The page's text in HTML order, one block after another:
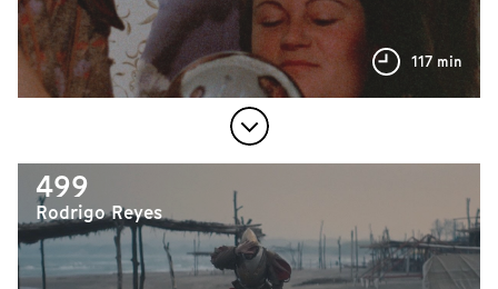
117 min
499
Rodrigo Reyes